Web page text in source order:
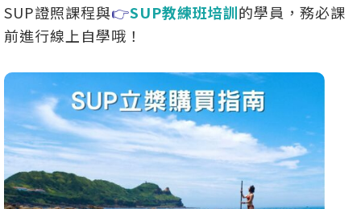
SUP證照課程與👉SUP教練班培訓的學員，務必課
前進行線上自學哦！